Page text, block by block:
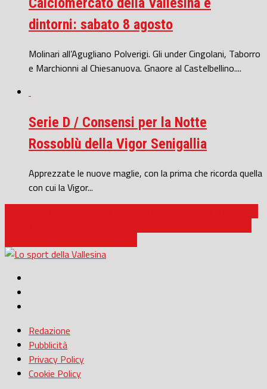
dintorni: sabato 8 agosto
Molinari all’Agugliano Polverigi. Gli under Cingolani, Taborro
e Marchionni al Chiesanuova. Gnaore al Castelbellino....
Serie D / Consensi per la Notte
Rossoblù della Vigor Senigallia
Apprezzate le nuove maglie, con la prima che ricorda quella
con cui la Vigor...
Redazione
Pubblicità
Privacy Policy
Cookie Policy